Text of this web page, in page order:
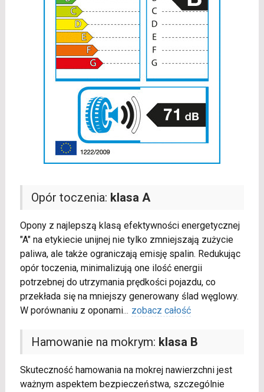
Opór toczenia: klasa A
Opony z najlepszą klasą efektywności energetycznej
"A" na etykiecie unijnej nie tylko zmniejszają zużycie
paliwa, ale także ograniczają emisję spalin. Redukując
opór toczenia, minimalizują one ilość energii
potrzebnej do utrzymania prędkości pojazdu, co
przekłada się na mniejszy generowany ślad węglowy.
W porównaniu z oponami... zobacz całość
Hamowanie na mokrym: klasa B
Skuteczność hamowania na mokrej nawierzchni jest
ważnym aspektem bezpieczeństwa, szczególnie